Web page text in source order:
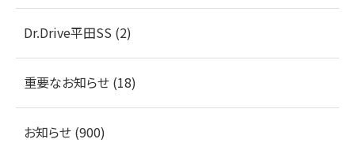
Dr.Drive平田SS (2)
重要なお知らせ (18)
お知らせ (900)